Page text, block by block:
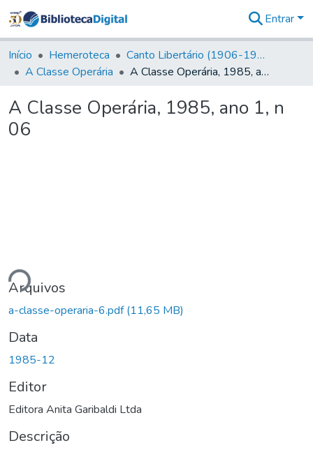
&
Coleções
Tudo na
Digital
Entrar
Início Hemeroteca
Canto Libertário (1906-1995)
A Classe Operária
A Classe Operária, 1985, ano 1, n 06
A Classe Operária, 1985, ano 1, n
06
Arquivos
a-classe-operaria-6.pdf(11,65 MB)
Data
1985-12
Editor
Editora Anita Garibaldi Ltda
Descrição